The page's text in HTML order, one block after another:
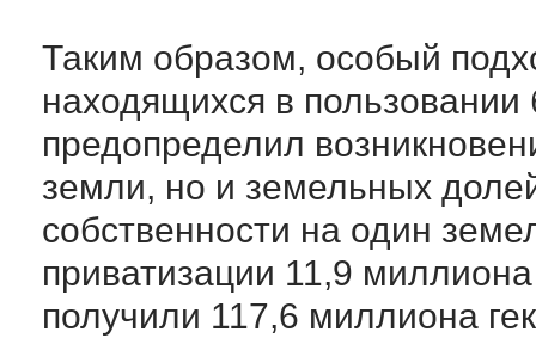
Таким образом, особый
находящихся в
предопределил
земли, но и земельных
собственности на один
приватизации 11,9
получили 117,6 миллиона